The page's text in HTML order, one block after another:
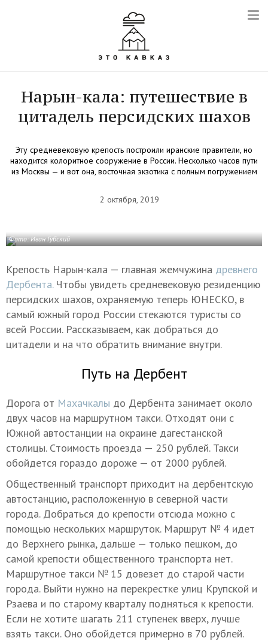
Нарын-кала: путешествие в
цитадель персидских шахов
Эту средневековую крепость построили иранские правители, но
находится колоритное сооружение в России. Несколько часов пути
из Москвы — и вот она, восточная экзотика с полным погружением
2 октября, 2019
Фото: Иван Губский
Крепость Нарын-кала — главная жемчужина древнего
Дербента.Чтобы увидеть средневековую резиденцию
персидских шахов, охраняемую теперь ЮНЕСКО, в
самый южный город России стекаются туристы со
всей России. Рассказываем, как добраться до
цитадели и на что обратить внимание внутри.
Путь на Дербент
Дорога от Махачкалы до Дербента занимает около
двух часов на маршрутном такси. Отходят они с
Южной автостанции на окраине дагестанской
столицы. Cтоимость проезда — 250 рублей. Такси
обойдется гораздо дороже — от 2000 рублей.
Общественный транспорт приходит на дербентскую
автостанцию, расположенную в северной части
города. Добраться до крепости отсюда можно с
помощью нескольких маршруток. Маршрут № 4 идет
до Верхнего рынка, дальше — только пешком, до
самой крепости общественного транспорта нет.
Маршрутное такси № 15 довезет до старой части
города. Выйти нужно на перекрестке улиц Крупской и
Рзаева и по старому кварталу подняться к крепости.
Если не хотите шагать 211 ступенек вверх, лучше
взять такси. Оно обойдется примерно в 70 рублей.